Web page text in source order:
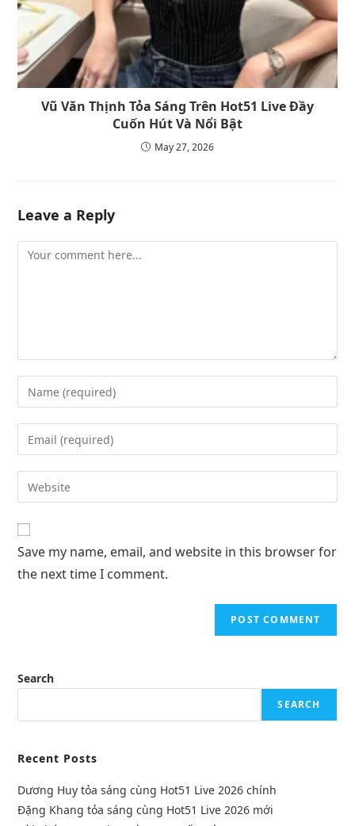
Vũ Văn Thịnh Tỏa Sáng Trên Hot51 Live Đầy
Cuốn Hút Và Nổi Bật
May 27, 2026
Leave a Reply
Save my name, email, and website in this browser for
the next time I comment.
Search
SEARCH
Recent Posts
Dương Huy tỏa sáng cùng Hot51 Live 2026 chính
Đặng Khang tỏa sáng cùng Hot51 Live 2026 mới